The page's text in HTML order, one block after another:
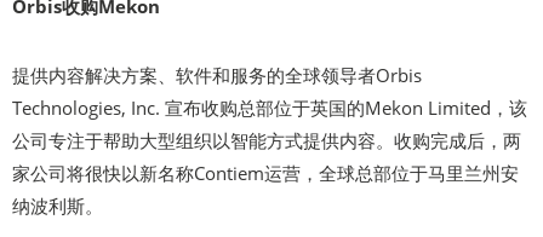
Orbis收购Mekon
提供内容解决方案、软件和服务的全球领导者Orbis
Technologies, Inc. 宣布收购总部位于英国的Mekon Limited，该
公司专注于帮助大型组织以智能方式提供内容。收购完成后，两
家公司将很快以新名称Contiem运营，全球总部位于马里兰州安
纳波利斯。